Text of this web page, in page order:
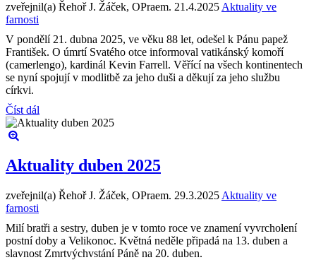
zveřejnil(a) Řehoř J. Žáček, OPraem. 21.4.2025 Aktuality ve
farnosti
V pondělí 21. dubna 2025, ve věku 88 let, odešel k Pánu papež
František. O úmrtí Svatého otce informoval vatikánský komoří
(camerlengo), kardinál Kevin Farrell. Věřící na všech kontinentech
se nyní spojují v modlitbě za jeho duši a děkují za jeho službu
církvi.
Číst dál
Aktuality duben 2025
zveřejnil(a) Řehoř J. Žáček, OPraem. 29.3.2025 Aktuality ve
farnosti
Milí bratři a sestry, duben je v tomto roce ve znamení vyvrcholení
postní doby a Velikonoc. Květná neděle připadá na 13. duben a
slavnost Zmrtvýchvstání Páně na 20. duben.